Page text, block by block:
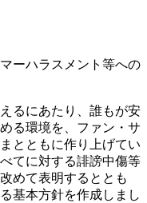
ーハラスメント等への
るにあたり、誰もが安
る環境を、ファン・サ
とともに作り上げてい
てに対する誹謗中傷等
めて表明するととも
基本方針を作成しまし